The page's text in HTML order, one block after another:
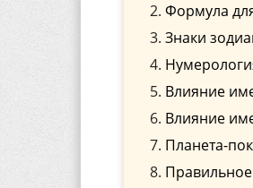
Формула
Знаки
Влияние
Влияние
Планета-